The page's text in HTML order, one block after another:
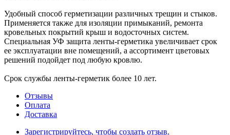
Удобный способ герметизации различных трещин и стыков.
Применяется также для изоляции примыканий, ремонта
кровельных покрытий крыш и водосточных систем.
Специальная УФ защита ленты-герметика увеличивает срок
ее эксплуатации вне помещений, а ассортимент цветовых
решений подойдет под любую кровлю.
Срок службы ленты-герметик более 10 лет.
Отзывы
Оплата
Доставка
Зарегистрируйтесь, чтобы создать отзыв.